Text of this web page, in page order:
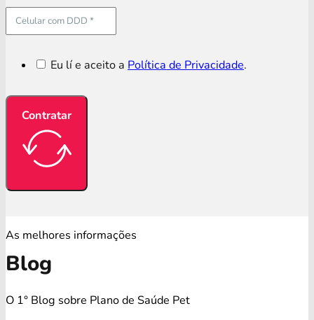
Eu lí e aceito a Política de Privacidade.
Contratar
As melhores informações
Blog
O 1° Blog sobre Plano de Saúde Pet